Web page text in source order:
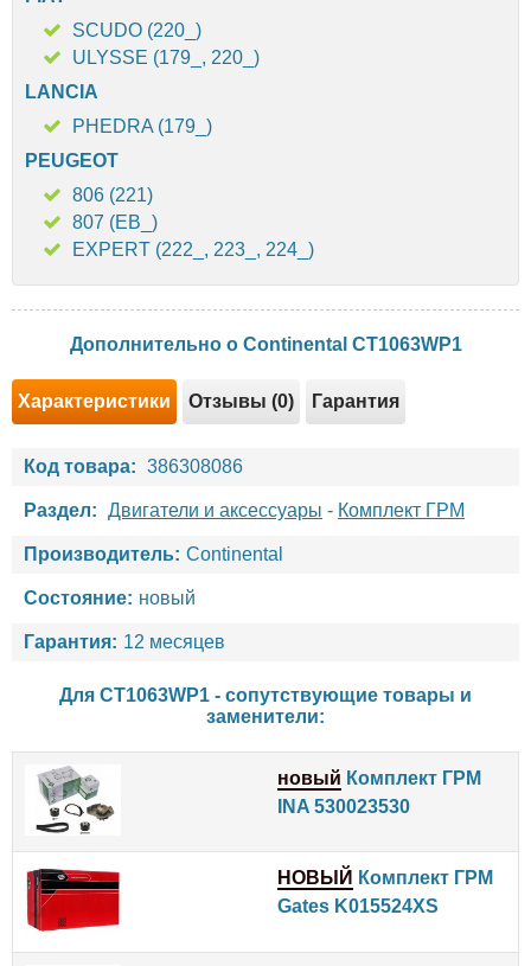
SCUDO (220_)
ULYSSE (179_, 220_)
LANCIA
PHEDRA (179_)
PEUGEOT
806 (221)
807 (EB_)
EXPERT (222_, 223_, 224_)
Дополнительно о Continental CT1063WP1
Характеристики Отзывы (0) Гарантия
Код товара: 386308086
Раздел: Двигатели и аксессуары - Комплект ГРМ
Производитель: Continental
Состояние: новый
Гарантия: 12 месяцев
Для CT1063WP1 - сопутствующие товары и
заменители:
новый Комплект ГРМ
INA 530023530
НОВЫЙ Комплект ГРМ
Gates K015524XS